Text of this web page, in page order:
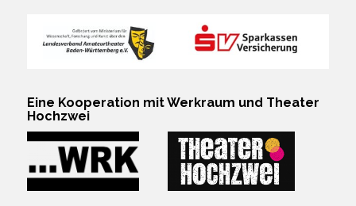
Eine Kooperation mit Werkraum und Theater
Hochzwei